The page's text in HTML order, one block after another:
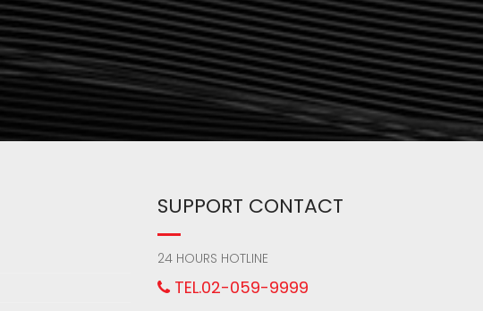
SUPPORT CONTACT
24 HOURS HOTLINE
TEL.02-059-9999